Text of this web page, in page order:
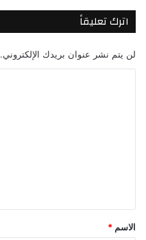
اترك تعليقاً
لن يتم نشر عنوان بريدك الإلكتروني.
*
الاسم *